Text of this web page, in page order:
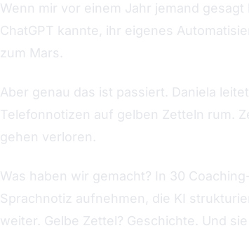
Wenn mir vor einem Jahr jemand
ChatGPT kannte, ihr eigenes
zum Mars.
Aber genau das ist passiert. Daniela
Telefonnotizen auf gelben Zetteln rum.
gehen verloren.
Was haben wir gemacht? In 30
Sprachnotiz aufnehmen, die KI
weiter. Gelbe Zettel? Geschichte. Und